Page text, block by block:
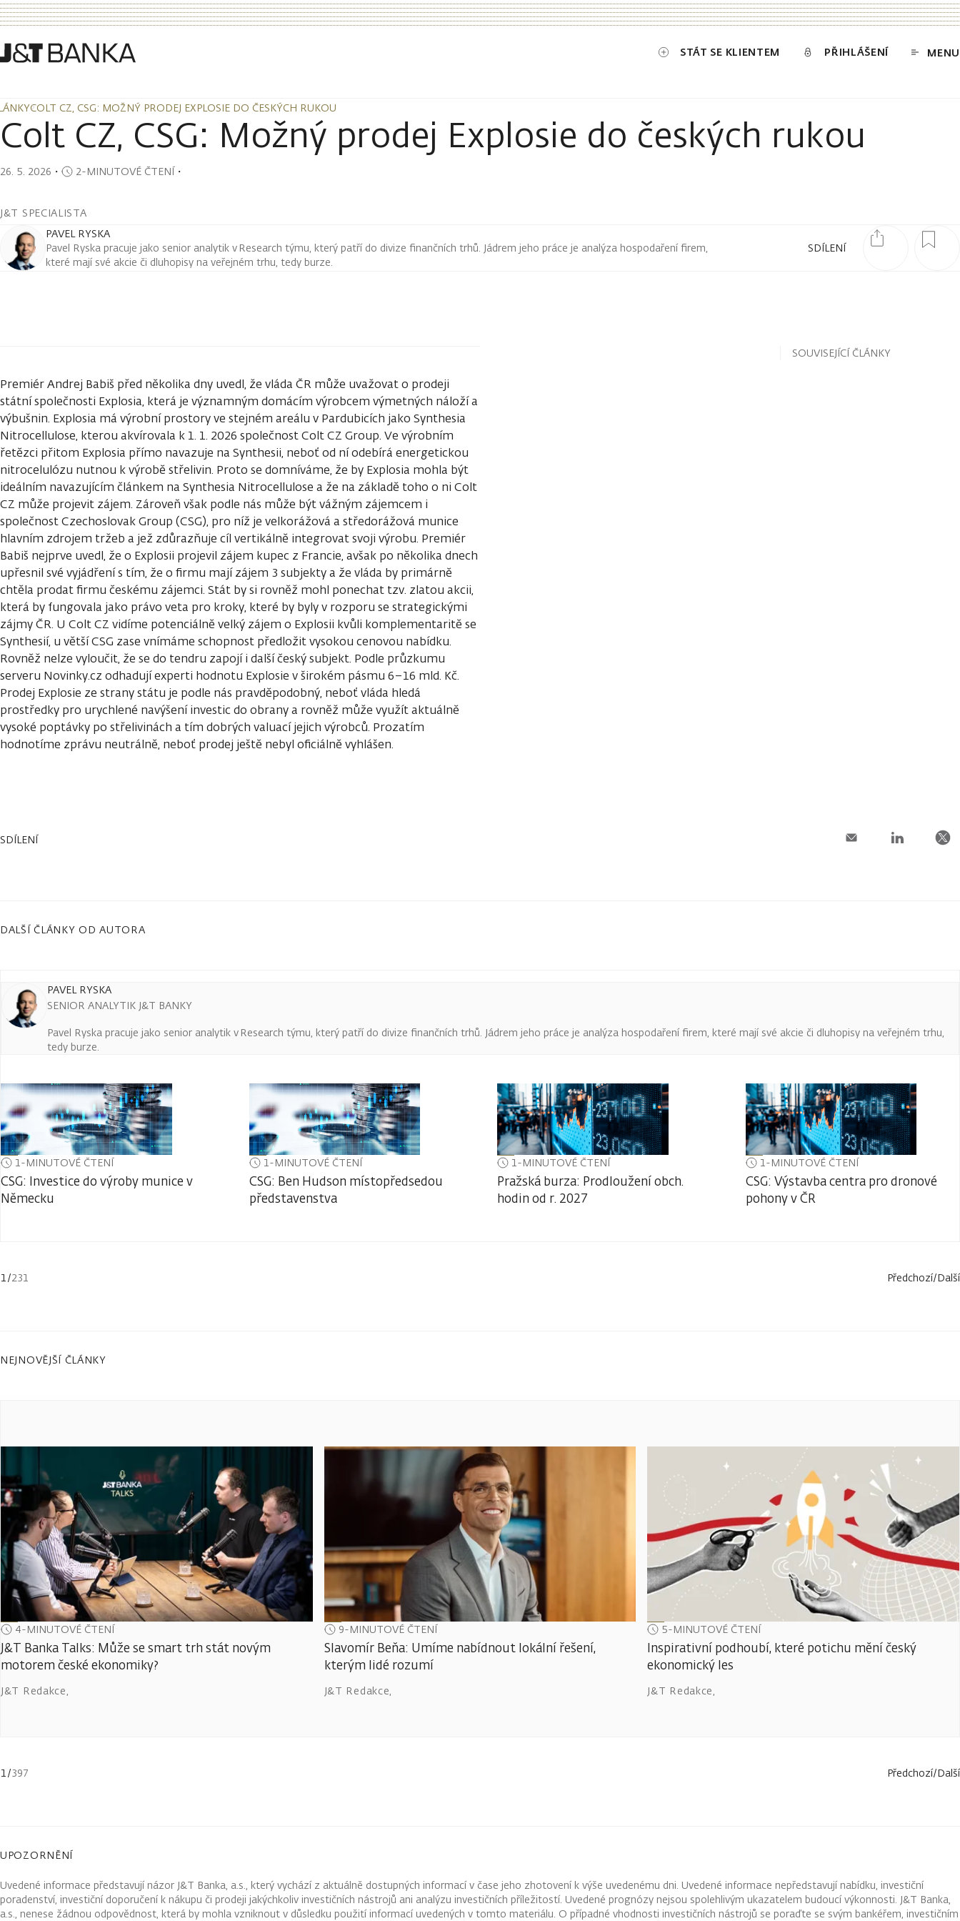
STÁT SE KLIENTEM PŘIHLÁŠENÍ MENU
COLT CZ, CSG: MOŽNÝ PRODEJ EXPLOSIE DO ČESKÝCH RUKOU
COLT CZ, CSG: MOŽNÝ PRODEJ EXPLOSIE DO ČESKÝCH RUKOU
Colt CZ, CSG: Možný prodej Explosie do českých rukou
26. 5. 2026 ・ 2-MINUTOVÉ ČTENÍ・
J&T SPECIALISTA
SDÍLENÍ
PAVEL RYSKA
Pavel Ryska pracuje jako senior analytik v Research týmu, který patří do divize finančních trhů. Jádrem jeho práce je analýza hospodaření firem,
které mají své akcie či dluhopisy na veřejném trhu, tedy burze.
Premiér Andrej Babiš před několika dny uvedl, že vláda ČR může uvažovat o prodeji
státní společnosti Explosia, která je významným domácím výrobcem výmetných náloží a
výbušnin. Explosia má výrobní prostory ve stejném areálu v Pardubicích jako Synthesia
Nitrocellulose, kterou akvírovala k 1. 1. 2026 společnost Colt CZ Group. Ve výrobním
řetězci přitom Explosia přímo navazuje na Synthesii, neboť od ní odebírá energetickou
nitrocelulózu nutnou k výrobě střelivin. Proto se domníváme, že by Explosia mohla být
ideálním navazujícím článkem na Synthesia Nitrocellulose a že na základě toho o ni Colt
CZ může projevit zájem. Zároveň však podle nás může být vážným zájemcem i
společnost Czechoslovak Group (CSG), pro níž je velkorážová a středorážová munice
hlavním zdrojem tržeb a jež zdůrazňuje cíl vertikálně integrovat svoji výrobu. Premiér
Babiš nejprve uvedl, že o Explosii projevil zájem kupec z Francie, avšak po několika dnech
upřesnil své vyjádření s tím, že o firmu mají zájem 3 subjekty a že vláda by primárně
chtěla prodat firmu českému zájemci. Stát by si rovněž mohl ponechat tzv. zlatou akcii,
která by fungovala jako právo veta pro kroky, které by byly v rozporu se strategickými
zájmy ČR. U Colt CZ vidíme potenciálně velký zájem o Explosii kvůli komplementaritě se
Synthesií, u větší CSG zase vnímáme schopnost předložit vysokou cenovou nabídku.
Rovněž nelze vyloučit, že se do tendru zapojí i další český subjekt. Podle průzkumu
serveru Novinky.cz odhadují experti hodnotu Explosie v širokém pásmu 6–16 mld. Kč.
Prodej Explosie ze strany státu je podle nás pravděpodobný, neboť vláda hledá
prostředky pro urychlené navýšení investic do obrany a rovněž může využít aktuálně
vysoké poptávky po střelivinách a tím dobrých valuací jejich výrobců. Prozatím
hodnotíme zprávu neutrálně, neboť prodej ještě nebyl oficiálně vyhlášen.
SOUVISEJÍCÍ ČLÁNKY
SDÍLENÍ
DALŠÍ ČLÁNKY OD AUTORA
PAVEL RYSKA
SENIOR ANALYTIK J&T BANKY
Pavel Ryska pracuje jako senior analytik v Research týmu, který patří do divize finančních trhů. Jádrem jeho práce je analýza hospodaření firem, které mají své akcie či dluhopisy na veřejném trhu,
tedy burze.
1-MINUTOVÉ ČTENÍ
CSG: Investice do výroby munice v
Německu
1-MINUTOVÉ ČTENÍ
CSG: Ben Hudson místopředsedou
představenstva
1-MINUTOVÉ ČTENÍ
Pražská burza: Prodloužení obch.
hodin od r. 2027
1-MINUTOVÉ ČTENÍ
CSG: Výstavba centra pro dronové
pohony v ČR
1 /231 Předchozí/Další
NEJNOVĚJŠÍ ČLÁNKY
4-MINUTOVÉ ČTENÍ
J&T Banka Talks: Může se smart trh stát novým
motorem české ekonomiky?
J&T Redakce,
9-MINUTOVÉ ČTENÍ
Slavomír Beňa: Umíme nabídnout lokální řešení,
kterým lidé rozumí
J&T Redakce,
5-MINUTOVÉ ČTENÍ
Inspirativní podhoubí, které potichu mění český
ekonomický les
J&T Redakce,
1/397 Předchozí/Další
UPOZORNĚNÍ
Uvedené informace představují názor J&T Banka, a.s., který vychází z aktuálně dostupných informací v čase jeho zhotovení k výše uvedenému dni. Uvedené informace nepředstavují nabídku, investiční
poradenství, investiční doporučení k nákupu či prodeji jakýchkoliv investičních nástrojů ani analýzu investičních příležitostí. Uvedené prognózy nejsou spolehlivým ukazatelem budoucí výkonnosti. J&T Banka,
a.s., nenese žádnou odpovědnost, která by mohla vzniknout v důsledku použití informací uvedených v tomto materiálu. O případné vhodnosti investičních nástrojů se poraďte se svým bankéřem, investičním